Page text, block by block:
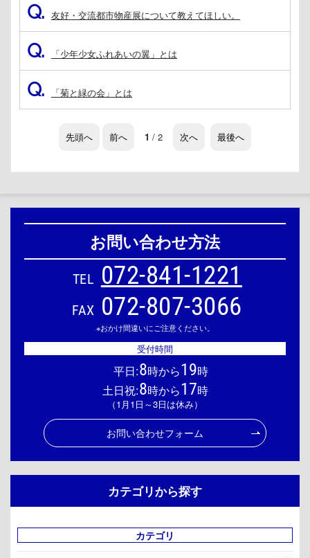
Q. 友好・交流都市物産展について教えてほしい。
Q. 「少年少女ふれあいの翼」とは
Q. 「菊と緑の会」とは
先頭へ 前へ 1 / 2 次へ 最後へ
お問い合わせ方法
TEL 072-841-1221
FAX 072-807-3066
※おかけ間違いにご注意ください。
受付時間
平日:8時から19時
土日祝:8時から17時
（1月1日～3日は休み）
お問い合わせフォーム
カテゴリから探す
カテゴリ